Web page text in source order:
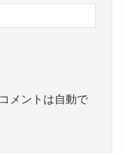
メントは自動で